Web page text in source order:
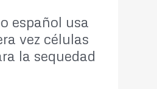
español usa
vez células
la sequedad